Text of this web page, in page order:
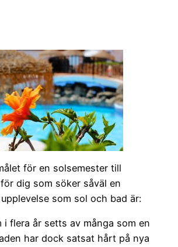
för en solsemester till
dig som söker såväl en
som sol och bad är:
i flera år setts av många som en
har dock satsat hårt på nya